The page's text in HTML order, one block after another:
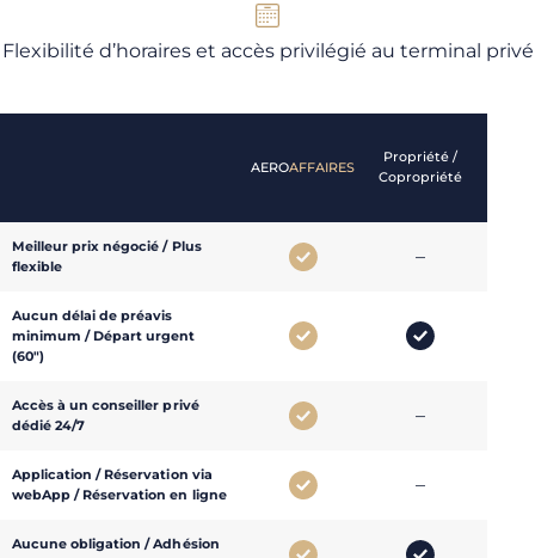
Flexibilité d’horaires et accès privilégié au terminal privé
AEROAFFAIRES
Propriété /
Copropriété
Meilleur prix négocié / Plus
flexible
–
Aucun délai de préavis
minimum / Départ urgent
(60″)
Accès à un conseiller privé
dédié 24/7
–
Application / Réservation via
webApp / Réservation en ligne
–
Aucune obligation / Adhésion